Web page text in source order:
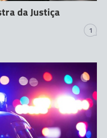
da Justiça
1